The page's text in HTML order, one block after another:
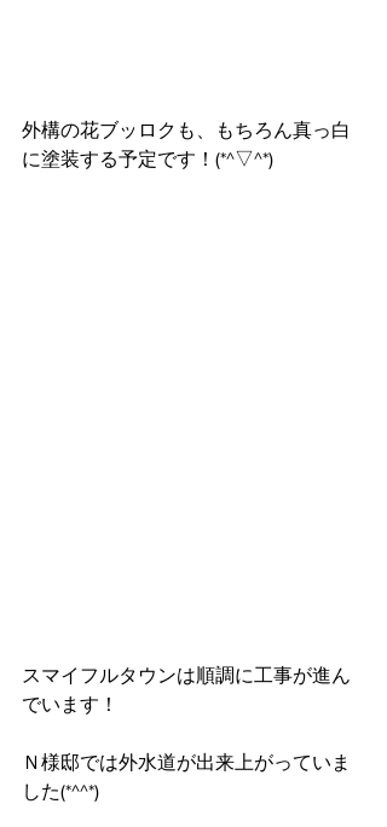
外構の花ブッロクも、もちろん真っ白
に塗装する予定です！(*^▽^*)
スマイフルタウンは順調に工事が進ん
でいます！
Ｎ様邸では外水道が出来上がっていま
した(*^^*)